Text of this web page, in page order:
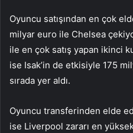
Oyuncu satışından en çok
milyar euro ile Chelsea
ile en çok satış yapan ikinci
ise Isak’in de etkisiyle 175
sırada yer aldı.
Oyuncu transferinden elde
ise Liverpool zararı en